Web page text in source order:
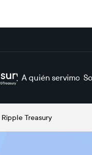
A quién servimos
Treasury